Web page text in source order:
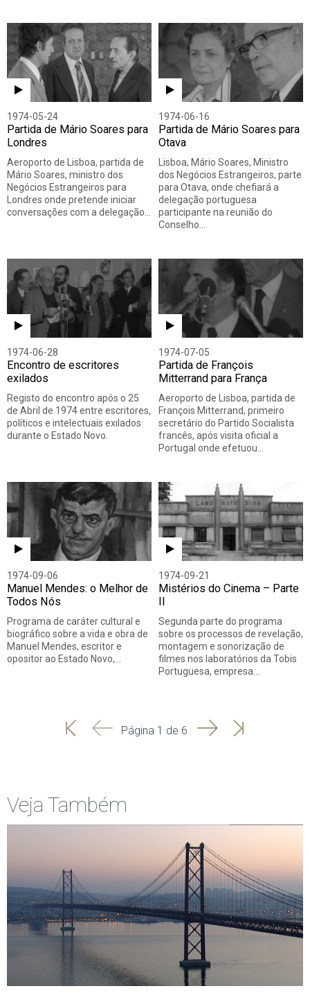
1974-05-24
Partida de Mário Soares para
Londres
Aeroporto de Lisboa, partida de
Mário Soares, ministro dos
Negócios Estrangeiros para
Londres onde pretende iniciar
conversações com a delegação…
1974-06-16
Partida de Mário Soares para
Otava
Lisboa, Mário Soares, Ministro
dos Negócios Estrangeiros, parte
para Otava, onde chefiará a
delegação portuguesa
participante na reunião do
Conselho…
1974-06-28
Encontro de escritores
exilados
Registo do encontro após o 25
de Abril de 1974 entre escritores,
políticos e intelectuais exilados
durante o Estado Novo.
1974-07-05
Partida de François
Mitterrand para França
Aeroporto de Lisboa, partida de
François Mitterrand, primeiro
secretário do Partido Socialista
francês, após visita oficial a
Portugal onde efetuou…
1974-09-06
Manuel Mendes: o Melhor de
Todos Nós
Programa de caráter cultural e
biográfico sobre a vida e obra de
Manuel Mendes, escritor e
opositor ao Estado Novo,…
1974-09-21
Mistérios do Cinema – Parte
Segunda parte do programa
sobre os processos de revelação,
montagem e sonorização de
filmes nos laboratórios da Tobis
Portuguesa, empresa…
'
'
Página 1 de 6 SeguinteÚltima
Veja Também